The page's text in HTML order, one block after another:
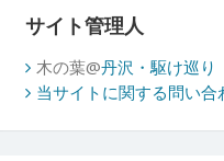
サイト管理人
木の葉@丹沢・駆け巡り
当サイトに関する問い合